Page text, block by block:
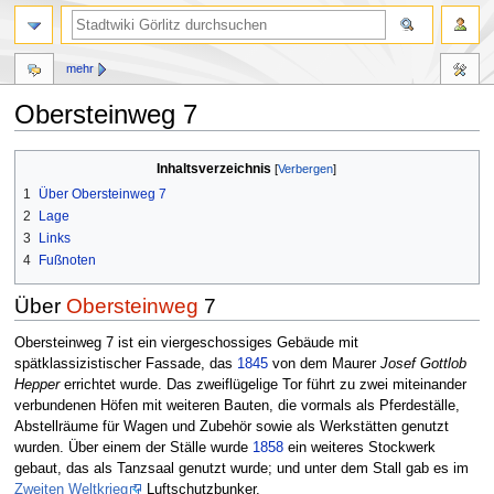
Obersteinweg 7
Navigation
springen
Suche
springen
Inhaltsverzeichnis
1
Über Obersteinweg 7
2
Lage
3
Links
4
Fußnoten
Über Obersteinweg 7
Obersteinweg 7 ist ein viergeschossiges Gebäude mit
spätklassizistischer Fassade, das 1845von dem Maurer Josef Gottlob
Heppererrichtet wurde. Das zweiflügelige Tor führt zu zwei miteinander
verbundenen Höfen mit weiteren Bauten, die vormals als Pferdeställe,
Abstellräume für Wagen und Zubehör sowie als Werkstätten genutzt
wurden. Über einem der Ställe wurde 1858ein weiteres Stockwerk
gebaut, das als Tanzsaal genutzt wurde; und unter dem Stall gab es im
Zweiten Weltkrieg
Luftschutzbunker.
mehr